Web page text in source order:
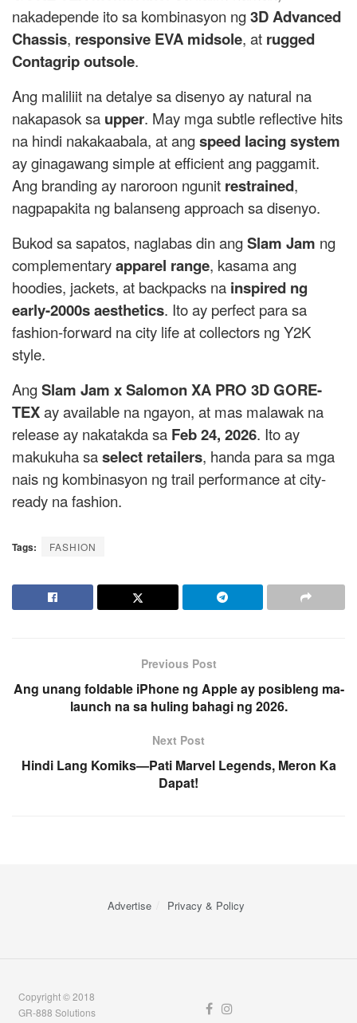
nakadepende ito sa kombinasyon ng3D Advanced
Chassis, responsive EVA midsole, at rugged
Contagrip outsole.
Ang maliliit na detalye sa disenyo ay natural na
nakapasok sa upper. May mga subtle reflective hits
na hindi nakakaabala, at angspeed lacing system
ay ginagawang simple at efficient ang paggamit.
Ang branding ay naroroon ngunit restrained,
nagpapakita ng balanseng approach sa disenyo.
Bukod sa sapatos, naglabas din angSlam Jam ng
complementaryapparel range, kasama ang
hoodies, jackets, at backpacks na inspired ng
early-2000s aesthetics. Ito ay perfect para sa
fashion-forward na city life at collectors ng Y2K
style.
AngSlam Jam x Salomon XA PRO 3D GORE-
TEXay available na ngayon, at mas malawak na
release ay nakatakda sa Feb 24, 2026. Ito ay
makukuha saselect retailers, handa para sa mga
nais ng kombinasyon ng trail performance at city-
ready na fashion.
Tags: FASHION
Previous Post
Ang unang foldable iPhone ng Apple ay posibleng ma-
launch na sa huling bahagi ng 2026.
Next Post
Hindi Lang Komiks—Pati Marvel Legends, Meron Ka
Dapat!
Advertise Privacy & Policy
Copyright © 2018
GR-888 Solutions